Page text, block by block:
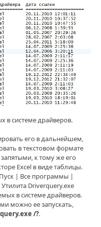
в системе драйверов.
его в дальнейшем,
в текстовом формате
к тому же его
Excel в виде таблицы.
| Все программы |
Driverquery.exe
в системе драйверов.
можно ее запускать,
/?.